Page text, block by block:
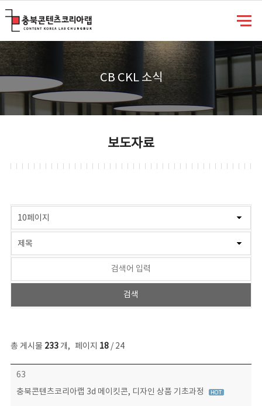
CB CKL 소식
보도자료
총 게시물 233개, 페이지 18/ 24
보도자료 목록 - 번호, 제목, 작성자, 파일, 조회수, 작성일 정보 제공
63
충북콘텐츠코리아랩 3d 메이킷콘, 디자인 상품 기초과정